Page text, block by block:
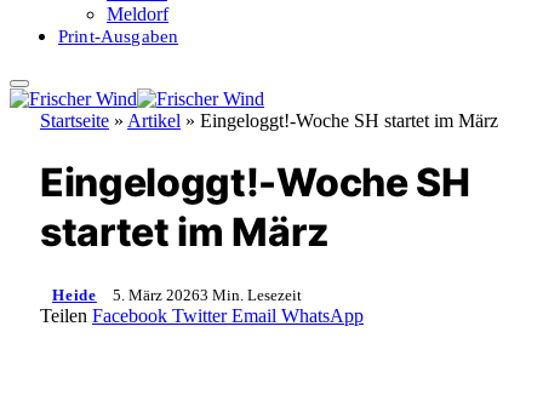
Meldorf
Print-Ausgaben
Startseite » Artikel » Eingeloggt!-Woche SH startet im März
Eingeloggt!-Woche SH
startet im März
Heide 5. März 20263 Min. Lesezeit
Teilen Facebook Twitter Email WhatsApp